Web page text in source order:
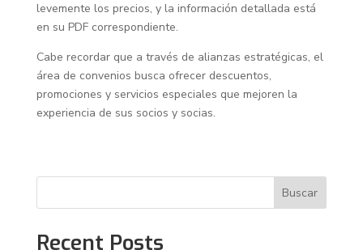
levemente los precios, y la información detallada está
en su PDF correspondiente.
Cabe recordar que a través de alianzas estratégicas, el
área de convenios busca ofrecer descuentos,
promociones y servicios especiales que mejoren la
experiencia de sus socios y socias.
Buscar
Recent Posts